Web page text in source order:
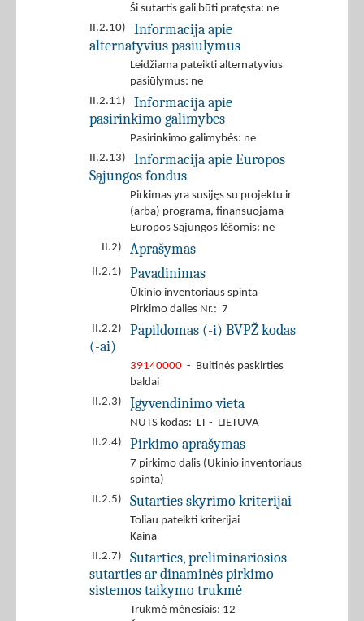
Ši sutartis gali būti pratęsta: ne
II.2.10)
Informacija apie
alternatyvius pasiūlymus
Leidžiama pateikti alternatyvius
pasiūlymus: ne
II.2.11)
Informacija apie
pasirinkimo galimybes
Pasirinkimo galimybės: ne
II.2.13)
Informacija apie Europos
Sąjungos fondus
Pirkimas yra susijęs su projektu ir
(arba) programa, finansuojama
Europos Sąjungos lėšomis: ne
II.2)
Aprašymas
II.2.1) Pavadinimas
Ūkinio inventoriaus spinta
Pirkimo dalies Nr.: 7
II.2.2)
Papildomas (-i) BVPŽ kodas
(-ai)
39140000 - Buitinės paskirties
baldai
II.2.3)
Įgyvendinimo vieta
NUTS kodas: LT - LIETUVA
II.2.4)
Pirkimo aprašymas
7 pirkimo dalis (Ūkinio inventoriaus
spinta)
II.2.5)
Sutarties skyrimo kriterijai
Toliau pateikti kriterijai
Kaina
II.2.7)
Sutarties, preliminariosios
sutarties ar dinaminės pirkimo
sistemos taikymo trukmė
Trukmė mėnesiais: 12